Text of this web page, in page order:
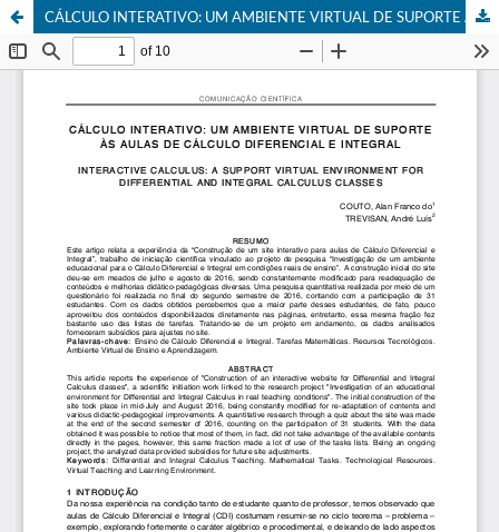
CÁLCULO INTERATIVO: UM AMBIENTE VIRTUAL DE SUPORTE ÀS AULAS DE CÁLCULO DIFERENCIAL E INTEGRAL